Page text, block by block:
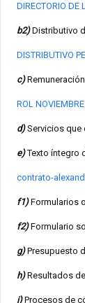
DIRECTORIO DE
b2)Distributivo
DISTRIBUTIVO
c)
ROL
d)Servicios que
e)Texto íntegro
contrato-
f1)Formularios
f2)Formulario
g) Presupuesto
h)Resultados
i) Procesos de